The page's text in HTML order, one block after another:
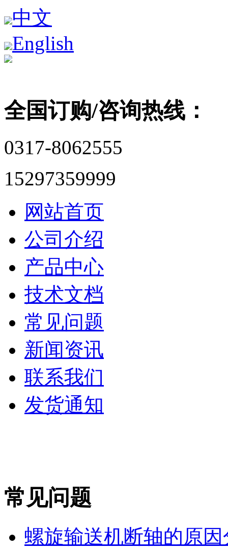
中文
English
全国订购/咨询热线：
0317-8062555
15297359999
网站首页
公司介绍
产品中心
技术文档
常见问题
新闻资讯
联系我们
发货通知
常见问题
螺旋输送机断轴的原因